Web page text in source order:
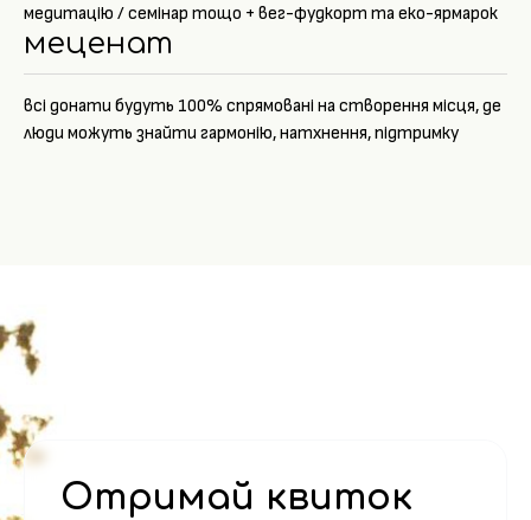
медитацію / семінар тощо + вег-фудкорт та еко-ярмарок
меценат
всі донати будуть 100% спрямовані на створення місця, де
люди можуть знайти гармонію, натхнення, підтримку
Отримай квиток